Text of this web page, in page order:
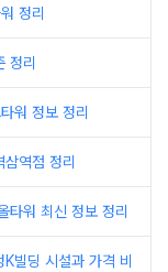
정리
정리
워 정보 정리
역점 정리
타워 최신 정보 정리
빌딩 시설과 가격 비